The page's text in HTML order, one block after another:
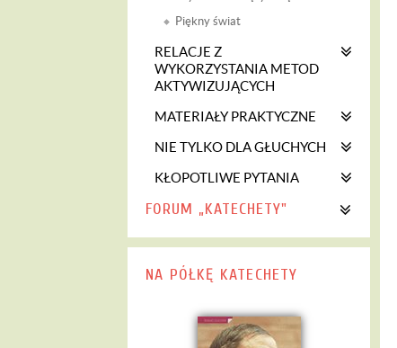
Piękny świat
RELACJE Z
WYKORZYSTANIA METOD
AKTYWIZUJĄCYCH
MATERIAŁY PRAKTYCZNE
NIE TYLKO DLA GŁUCHYCH
KŁOPOTLIWE PYTANIA
FORUM „KATECHETY"
NA PÓŁKĘ KATECHETY